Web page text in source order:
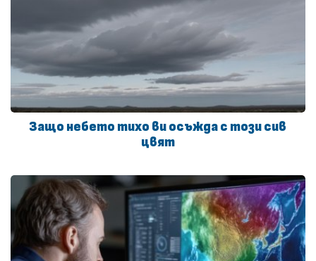
Защо небето тихо ви осъжда с този сив
цвят